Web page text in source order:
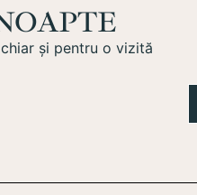
și pentru o vizită